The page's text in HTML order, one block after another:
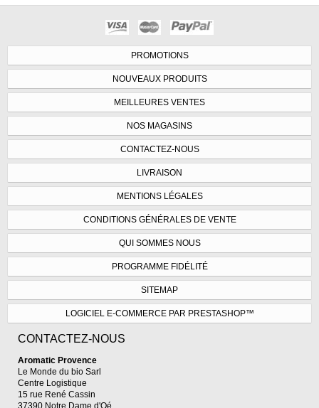
PROMOTIONS
NOUVEAUX PRODUITS
MEILLEURES VENTES
NOS MAGASINS
CONTACTEZ-NOUS
LIVRAISON
MENTIONS LÉGALES
CONDITIONS GÉNÉRALES DE VENTE
QUI SOMMES NOUS
PROGRAMME FIDÉLITÉ
SITEMAP
LOGICIEL E-COMMERCE PAR PRESTASHOP™
CONTACTEZ-NOUS
Aromatic Provence
Le Monde du bio Sarl
Centre Logistique
15 rue René Cassin
37390 Notre Dame d'Oé